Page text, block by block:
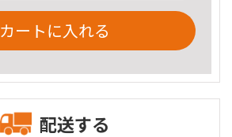
カートに入れる
配送する